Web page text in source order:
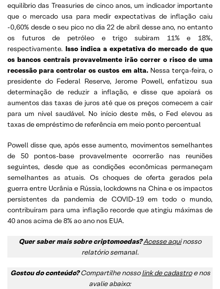
equilíbrio das Treasuries de cinco anos, um indicador importante
que o mercado usa para medir expectativas de inflação caiu
-0,60% desde o seu pico no dia 22 de abril desse ano, no entanto
os futuros de petróleo e trigo subiram 11% e 18%,
respectivamente. Isso indica a expetativa do mercado de que
os bancos centrais provavelmente irão correr o risco de uma
recessão para controlar os custos em alta.Nessa terça-feira, o
presidente do Federal Reserve, Jerome Powell, enfatizou sua
determinação de reduzir a inflação, e disse que apoiará os
aumentos das taxas de juros até que os preços comecem a cair
para um nível saudável. No início deste mês, o Fed elevou as
taxas de empréstimo de referência em meio ponto percentual
Powell disse que, após esse aumento, movimentos semelhantes
de 50 pontos-base provavelmente ocorrerão nas reuniões
seguintes, desde que as condições econômicas permaneçam
semelhantes as atuais. Os choques de oferta gerados pela
guerra entre Ucrânia e Rússia, lockdowns na China e os impactos
persistentes da pandemia de COVID-19 em todo o mundo,
contribuíram para uma inflação recorde que atingiu máximas de
40 anos acima de 8% ao ano nos EUA.
Quer saber mais sobre criptomoedas?Acesse aquinosso
relatório semanal.
Gostou do conteúdo?Compartilhe nossolink de cadastroe nos
avalie abaixo: